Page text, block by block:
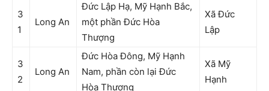
3
1
Long An
Đức Lập Hạ, Mỹ Hạnh Bắc,
một phần Đức Hòa
Thượng
Xã Đức
Lập
3
2
Long An
Đức Hòa Đông, Mỹ Hạnh
Nam, phần còn lại Đức
Hòa Thượng
Xã Mỹ
Hạnh